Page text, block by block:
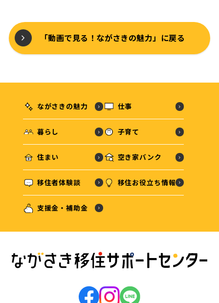
「動画で見る！ながさきの魅力」に戻る
ながさきの魅力 仕事
暮らし 子育て
住まい 空き家バンク
移住者体験談 移住お役立ち情報
支援金・補助金